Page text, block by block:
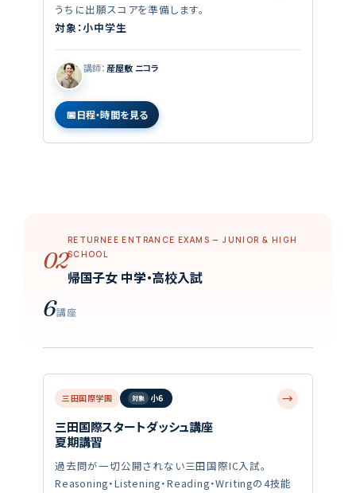
うちに出願スコアを準備します。
対象：小中学生
講師： 産屋敷 ニコラ
日程・時間を見る
02
RETURNEE ENTRANCE EXAMS — JUNIOR & HIGH
SCHOOL
帰国子女 中学・高校入試
6講座
→
三田国際学園 小6
三田国際スタートダッシュ講座
夏期講習
過去問が一切公開されない三田国際IC入試。
Reasoning・Listening・Reading・Writingの4技能